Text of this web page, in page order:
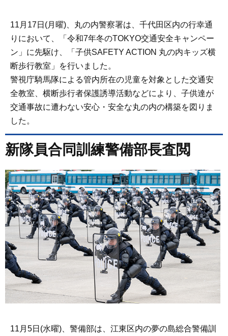
11月17日(月曜)、丸の内警察署は、千代田区内の行幸通
りにおいて、「令和7年冬のTOKYO交通安全キャンペー
ン」に先駆け、「子供SAFETY ACTION 丸の内キッズ横
断歩行教室」を行いました。
警視庁騎馬隊による管内所在の児童を対象とした交通安
全教室、横断歩行者保護誘導活動などにより、子供達が
交通事故に遭わない安心・安全な丸の内の構築を図りま
した。
新隊員合同訓練警備部長査閲
11月5日(水曜)、警備部は、江東区内の夢の島総合警備訓